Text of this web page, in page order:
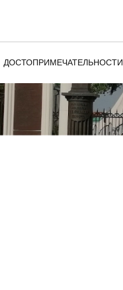
ДОСТОПРИМЕЧАТЕЛЬНОСТИ